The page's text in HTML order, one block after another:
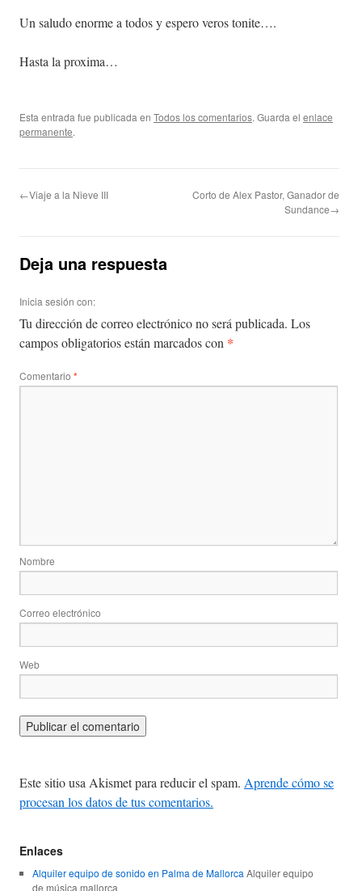
Un saludo enorme a todos y espero veros tonite….
Hasta la proxima…
Esta entrada fue publicada en Todos los comentarios. Guarda el enlace
permanente.
←Viaje a la Nieve III
Corto de Alex Pastor, Ganador de
Sundance→
Deja una respuesta
Inicia sesión con:
Tu dirección de correo electrónico no será publicada. Los
campos obligatorios están marcados con *
Comentario *
Nombre
Correo electrónico
Web
Este sitio usa Akismet para reducir el spam. Aprende cómo se
procesan los datos de tus comentarios.
Enlaces
Alquiler equipo de sonido en Palma de Mallorca Alquiler equipo
de música mallorca